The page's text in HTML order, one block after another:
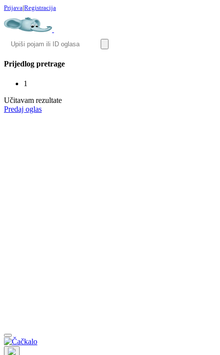
Prijava|Registracija
Prijedlog pretrage
1
Učitavam rezultate
Predaj oglas